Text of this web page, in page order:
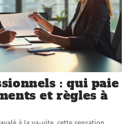
: qui paie
et règles à